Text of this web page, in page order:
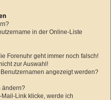
in der Online-Liste
Forenuhr geht immer noch falsch!
zur Auswahl!
angezeigt werden?
ändern?
Link klicke, werde ich